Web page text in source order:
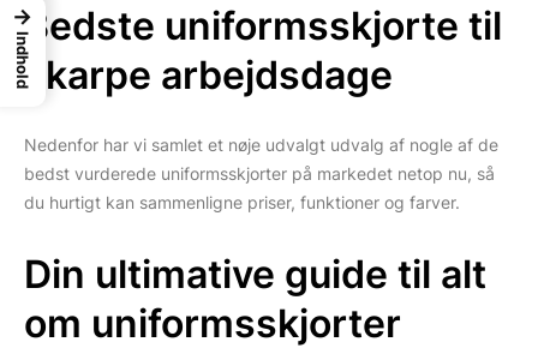
Bedste uniformsskjorte til
skarpe arbejdsdage
Nedenfor har vi samlet et nøje udvalgt udvalg af nogle af de
bedst vurderede uniformsskjorter på markedet netop nu, så
du hurtigt kan sammenligne priser, funktioner og farver.
Din ultimative guide til alt
om uniformsskjorter
→
Indhold